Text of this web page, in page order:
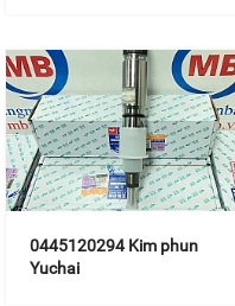
0445120294 Kim phun
Yuchai